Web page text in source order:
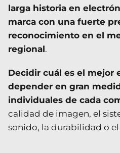
larga historia en
marca con una fuerte
reconocimiento en el
regional.
Decidir cuál es el mejor
depender en gran
individuales de cada
calidad de imagen, el
sonido, la durabilidad o